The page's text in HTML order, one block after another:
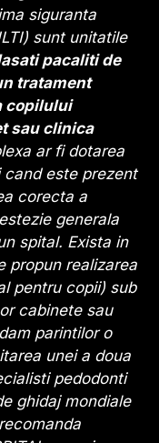
siguranta
sunt unitatile
pacaliti de
tratament
copilului
sau clinica
ar fi dotarea
este prezent
corecta a
generala
spital. Exista in
propun realizarea
pentru copii) sub
cabinete sau
parintilor o
unei a doua
pedodonti
ghidaj mondiale